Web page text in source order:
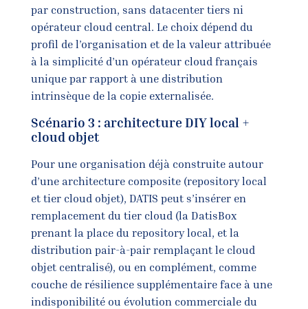
par construction, sans datacenter tiers ni
opérateur cloud central. Le choix dépend du
profil de l’organisation et de la valeur attribuée
à la simplicité d’un opérateur cloud français
unique par rapport à une distribution
intrinsèque de la copie externalisée.
Scénario 3 : architecture DIY local +
cloud objet
Pour une organisation déjà construite autour
d’une architecture composite (repository local
et tier cloud objet), DATIS peut s’insérer en
remplacement du tier cloud (la DatisBox
prenant la place du repository local, et la
distribution pair-à-pair remplaçant le cloud
objet centralisé), ou en complément, comme
couche de résilience supplémentaire face à une
indisponibilité ou évolution commerciale du